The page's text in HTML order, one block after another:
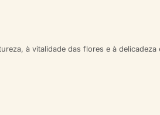
à vitalidade das flores e à delicadeza